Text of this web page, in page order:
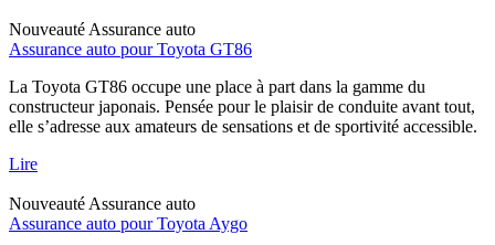
Nouveauté Assurance auto
Assurance auto pour Toyota GT86
La Toyota GT86 occupe une place à part dans la gamme du
constructeur japonais. Pensée pour le plaisir de conduite avant tout,
elle s’adresse aux amateurs de sensations et de sportivité accessible.
Lire
Nouveauté Assurance auto
Assurance auto pour Toyota Aygo